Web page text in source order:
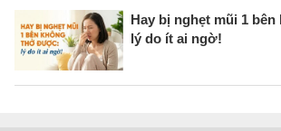
Hay bị nghẹt mũi 1
lý do ít ai ngờ!